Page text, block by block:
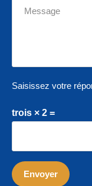
Saisissez votre
trois × 2 =